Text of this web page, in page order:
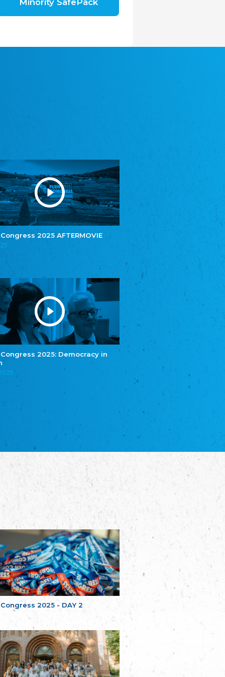
Congress 2025 AFTERMOVIE
Congress 2025: Democracy in
Congress 2025 - DAY 2
t./Zwězk Łužyskich Serbow z. t.
Youth of European Nationalities (YEN)
Youth of European Nationalities (YEN)
Zentralrat der Jenischen in Deutschland
e.V.
Central Council of Yenish in Germany
Zentralrat Deutscher Sinti und Roma
Związek Polaków w Niemczech
Bund Deutscher Nordschleswiger (BDN)
Grænseforeningen
Danish Border Association
Eestimaa Rahvuste Ühendus
Estonian Union of National Minorities
Eestimaa Valgevenelaste Assotsiatsioon
Estonian Belorusian Association
Estonian German Society
Некоммерческое объединение “Русская
школа Эстонии”
благотворительных обществ
Union of Russian Educational and Charitable
Plataforma per la Llengua
Occitania Football Association
Committee for regional action in Brittany
EL - le Mouvement d'Alsace-Lorraine
Elsaß-Lothringischer Volksbund EL
Skol Uhel Ar Vro – Institut Culturel de
Bretagne
The Cultural Institute of Brittany
Unser Land
Our Country
Svenska Finlands folkting/Folktinget
Assoziation der Deutschen Georgiens
"Einung"
Association of Germans of Georgia “Einung”
საერთო სამოქალაქო მოძრაობა -
მრავალეროვანი საქართველო
Minority SafePack